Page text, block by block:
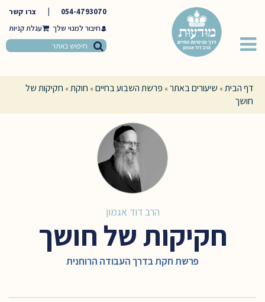
054-4793070
צרו קשר
חיבור למנוי שלך
דף הבית» שיעורים באתר» פרשת השבוע בחיים» חוקת» חקיקות של
חושך
הרב דוד אגמון
חקיקות של חושך
פרשת חקת בדרך העבודה הרוחנית